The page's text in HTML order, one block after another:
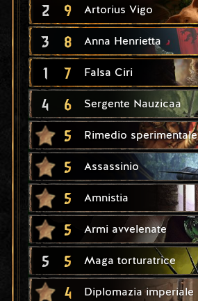
2 9 Artorius Vigo
3 8 Anna Henrietta
1 7 Falsa Ciri
4 6 Sergente Nauzicaa
5 Rimedio sperimentale
5 Assassinio
5 Amnistia
5 Armi avvelenate
5 5 Maga torturatrice
4 Diplomazia imperiale